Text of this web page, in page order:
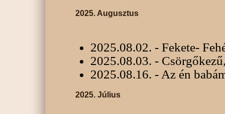
2025. Augusztus
2025.08.02. - Fekete-
2025.08.03. -
2025.08.16. - Az én
2025. Július